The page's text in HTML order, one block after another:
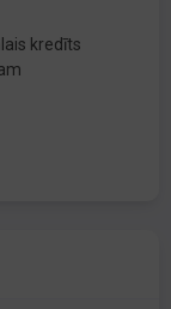
kredīts